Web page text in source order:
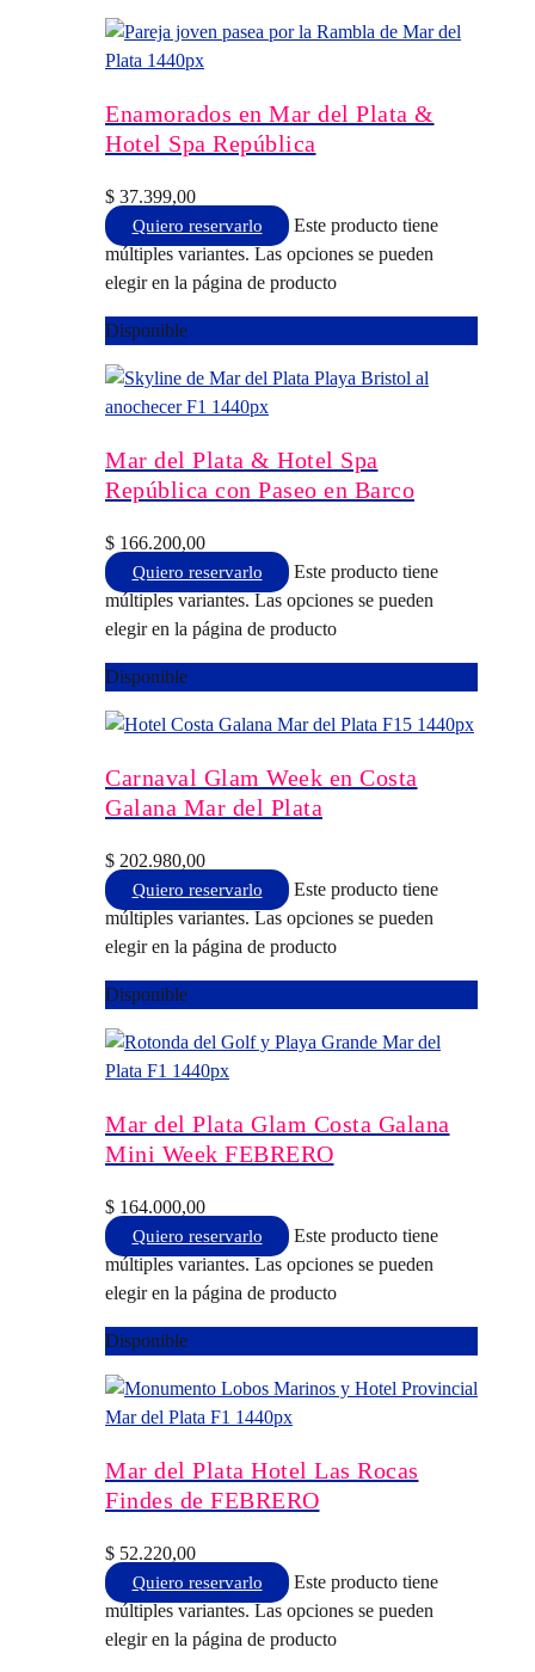
Enamorados en Mar del Plata &
Hotel Spa República
$ 37.399,00
Quiero reservarlo
Este producto tiene
múltiples variantes. Las opciones se pueden
elegir en la página de producto
Disponible
Mar del Plata & Hotel Spa
República con Paseo en Barco
$ 166.200,00
Quiero reservarlo
Este producto tiene
múltiples variantes. Las opciones se pueden
elegir en la página de producto
Disponible
Carnaval Glam Week en Costa
Galana Mar del Plata
$ 202.980,00
Quiero reservarlo
Este producto tiene
múltiples variantes. Las opciones se pueden
elegir en la página de producto
Disponible
Mar del Plata Glam Costa Galana
Mini Week FEBRERO
$ 164.000,00
Quiero reservarlo
Este producto tiene
múltiples variantes. Las opciones se pueden
elegir en la página de producto
Disponible
Mar del Plata Hotel Las Rocas
Findes de FEBRERO
$ 52.220,00
Quiero reservarlo
Este producto tiene
múltiples variantes. Las opciones se pueden
elegir en la página de producto